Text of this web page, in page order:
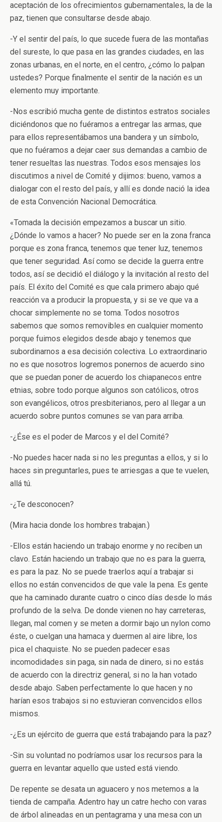
aceptación de los ofrecimientos gubernamentales, la de la
paz, tienen que consultarse desde abajo.
-Y el sentir del país, lo que sucede fuera de las montañas
del sureste, lo que pasa en las grandes ciudades, en las
zonas urbanas, en el norte, en el centro, ¿cómo lo palpan
ustedes? Porque finalmente el sentir de la nación es un
elemento muy importante.
-Nos escribió mucha gente de distintos estratos sociales
diciéndonos que no fuéramos a entregar las armas, que
para ellos representábamos una bandera y un símbolo,
que no fuéramos a dejar caer sus demandas a cambio de
tener resueltas las nuestras. Todos esos mensajes los
discutimos a nivel de Comité y dijimos: bueno, vamos a
dialogar con el resto del país, y allí es donde nació la idea
de esta Convención Nacional Democrática.
«Tomada la decisión empezamos a buscar un sitio.
¿Dónde lo vamos a hacer? No puede ser en la zona franca
porque es zona franca, tenemos que tener luz, tenemos
que tener seguridad. Así como se decide la guerra entre
todos, así se decidió el diálogo y la invitación al resto del
país. El éxito del Comité es que cala primero abajo qué
reacción va a producir la propuesta, y si se ve que va a
chocar simplemente no se toma. Todos nosotros
sabemos que somos removibles en cualquier momento
porque fuimos elegidos desde abajo y tenemos que
subordinarnos a esa decisión colectiva. Lo extraordinario
no es que nosotros logremos ponernos de acuerdo sino
que se puedan poner de acuerdo los chiapanecos entre
etnias, sobre todo porque algunos son católicos, otros
son evangélicos, otros presbiterianos, pero al llegar a un
acuerdo sobre puntos comunes se van para arriba.
-¿Ése es el poder de Marcos y el del Comité?
-No puedes hacer nada si no les preguntas a ellos, y si lo
haces sin preguntarles, pues te arriesgas a que te vuelen,
allá tú.
-¿Te desconocen?
(Mira hacia donde los hombres trabajan.)
-Ellos están haciendo un trabajo enorme y no reciben un
clavo. Están haciendo un trabajo que no es para la guerra,
es para la paz. No se puede traerlos aquí a trabajar si
ellos no están convencidos de que vale la pena. Es gente
que ha caminado durante cuatro o cinco días desde lo más
profundo de la selva. De donde vienen no hay carreteras,
llegan, mal comen y se meten a dormir bajo un nylon como
éste, o cuelgan una hamaca y duermen al aire libre, los
pica el chaquiste. No se pueden padecer esas
incomodidades sin paga, sin nada de dinero, si no estás
de acuerdo con la directriz general, si no la han votado
desde abajo. Saben perfectamente lo que hacen y no
harían esos trabajos si no estuvieran convencidos ellos
mismos.
-¿Es un ejército de guerra que está trabajando para la paz?
-Sin su voluntad no podríamos usar los recursos para la
guerra en levantar aquello que usted está viendo.
De repente se desata un aguacero y nos metemos a la
tienda de campaña. Adentro hay un catre hecho con varas
de árbol alineadas en un pentagrama y una mesa con un